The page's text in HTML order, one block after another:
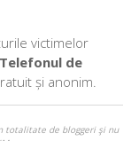
victimelor
de
și anonim.
totalitate de bloggeri şi nu